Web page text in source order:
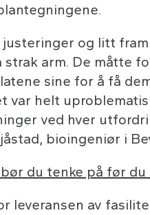
og litt
strak arm. De måtte
sine for å få
var helt
ved hver
bioingeniør i
du tenke på før
leveransen av